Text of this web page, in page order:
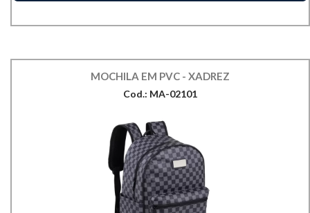
MOCHILA EM PVC - XADREZ
Cod.: MA-02101